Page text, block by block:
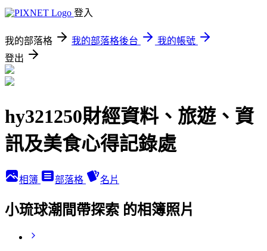
登入
我的部落格 我的部落格後台
我的帳號
登出
hy321250財經資料、旅遊、資
訊及美食心得記錄處
相簿 部落格 名片
小琉球潮間帶探索 的相簿照片